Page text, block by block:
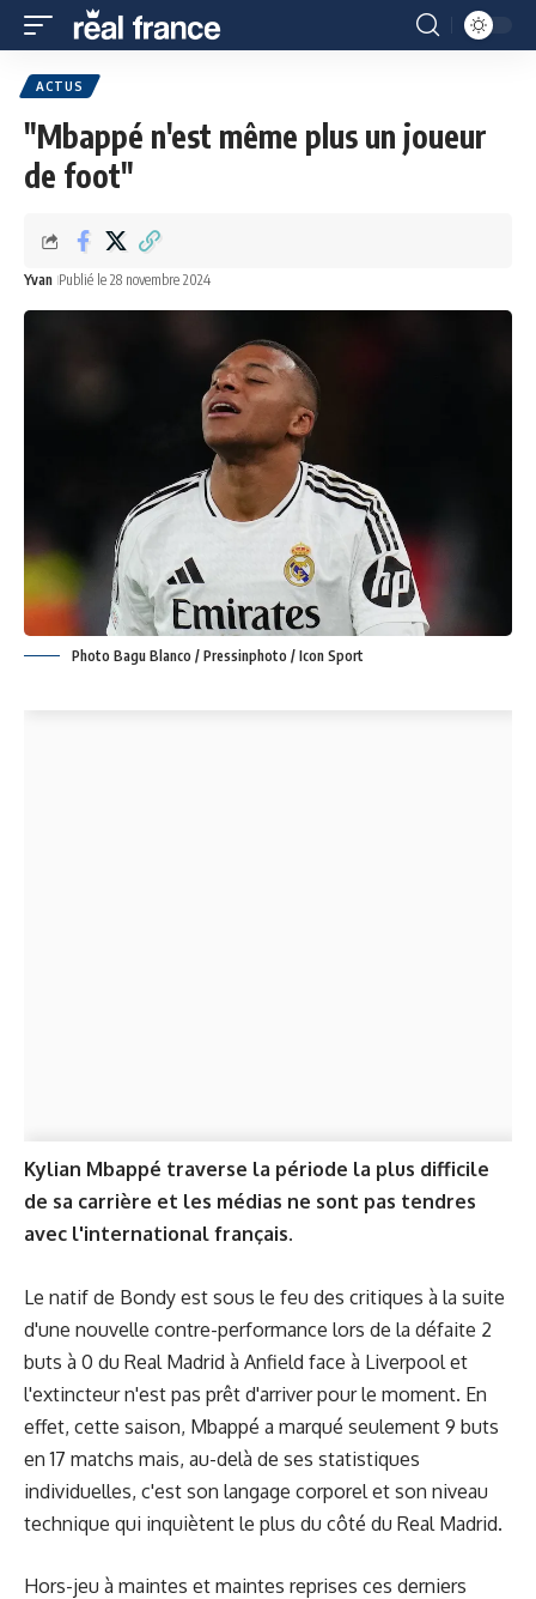
ACTUS
"Mbappé n'est même plus un joueur
de foot"
Yvan Publié le 28 novembre 2024
Photo Bagu Blanco / Pressinphoto / Icon Sport
Kylian Mbappé traverse la période la plus difficile
de sa carrière et les médias ne sont pas tendres
avec l'international français.
Le natif de Bondy est sous le feu des critiques à la suite
d'une nouvelle contre-performance lors de la défaite 2
buts à 0 du Real Madrid à Anfield face à Liverpool et
l'extincteur n'est pas prêt d'arriver pour le moment. En
effet, cette saison, Mbappé a marqué seulement 9 buts
en 17 matchs mais, au-delà de ses statistiques
individuelles, c'est son langage corporel et son niveau
technique qui inquiètent le plus du côté du Real Madrid.
Hors-jeu à maintes et maintes reprises ces derniers